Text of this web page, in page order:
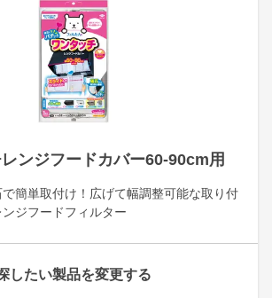
ンジフードカバー60-90cm用
簡単取付け！広げて幅調整可能な取り付
ジフードフィルター
したい製品を変更する